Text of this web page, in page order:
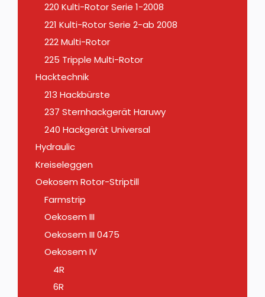
220 Kulti-Rotor Serie 1-2008
221 Kulti-Rotor Serie 2-ab 2008
222 Multi-Rotor
225 Tripple Multi-Rotor
Hacktechnik
213 Hackbürste
237 Sternhackgerät Haruwy
240 Hackgerät Universal
Hydraulic
Kreiseleggen
Oekosem Rotor-Striptill
Farmstrip
Oekosem III
Oekosem III 0475
Oekosem IV
4R
6R